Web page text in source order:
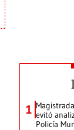
1 evitó
Policía